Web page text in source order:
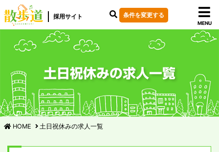
採用サイト 条件を変更する
MENU
土日祝休みの求人一覧
HOME 土日祝休みの求人一覧